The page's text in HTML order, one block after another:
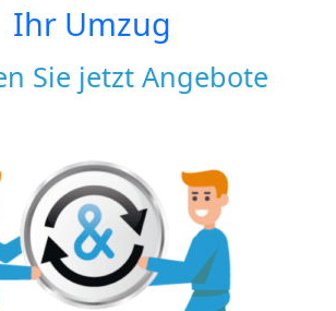
Ihr Umzug
Sie jetzt Angebote